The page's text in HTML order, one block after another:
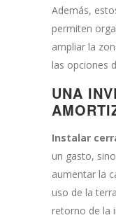
Además,
permiten
ampliar la
las opciones
UNA
Instalar
un gasto,
aumentar la
uso de la
retorno de la